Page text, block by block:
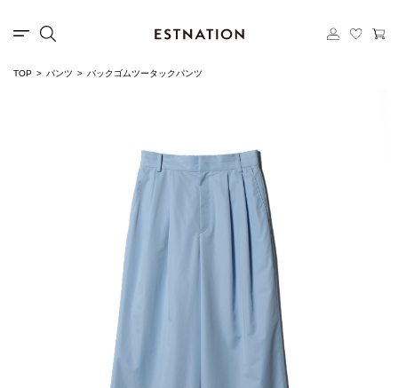
TOP パンツ バックゴムツータックパンツ